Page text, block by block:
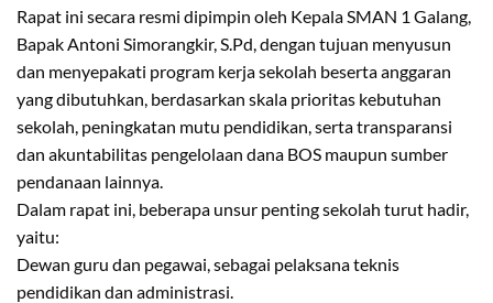
Rapat ini secara resmi dipimpin oleh Kepala SMAN 1 Galang,
Bapak Antoni Simorangkir, S.Pd, dengan tujuan menyusun
dan menyepakati program kerja sekolah beserta anggaran
yang dibutuhkan, berdasarkan skala prioritas kebutuhan
sekolah, peningkatan mutu pendidikan, serta transparansi
dan akuntabilitas pengelolaan dana BOS maupun sumber
pendanaan lainnya.
Dalam rapat ini, beberapa unsur penting sekolah turut hadir,
yaitu:
Dewan guru dan pegawai, sebagai pelaksana teknis
pendidikan dan administrasi.